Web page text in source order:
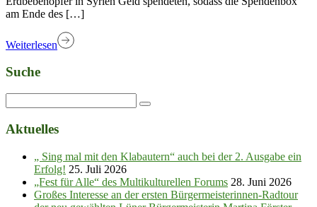
am Ende des […]
Weiterlesen
Suche
Aktuelles
„ Sing mal mit den Klabautern“ auch bei der 2. Ausgabe ein
Erfolg! 25. Juli 2026
„Fest für Alle“ des Multikulturellen Forums 28. Juni 2026
Großes Interesse an der ersten Bürgermeisterinnen-Radtour